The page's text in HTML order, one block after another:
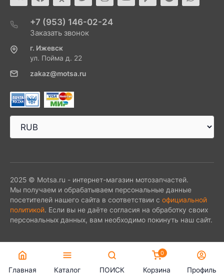
+7 (953) 146-02-24
Заказать звонок
г. Ижевск
ул. Пойма д. 22
zakaz@motsa.ru
2025 © Motsa.ru - интернет-магазин мотозапчастей.
Мы получаем и обрабатываем персональные данные
посетителей нашего сайта в соответствии с официальной
политикой. Если вы не даёте согласия на обработку своих
персональных данных, вам необходимо покинуть наш сайт.
Главная Каталог ПОИСК
0
Корзина Профиль